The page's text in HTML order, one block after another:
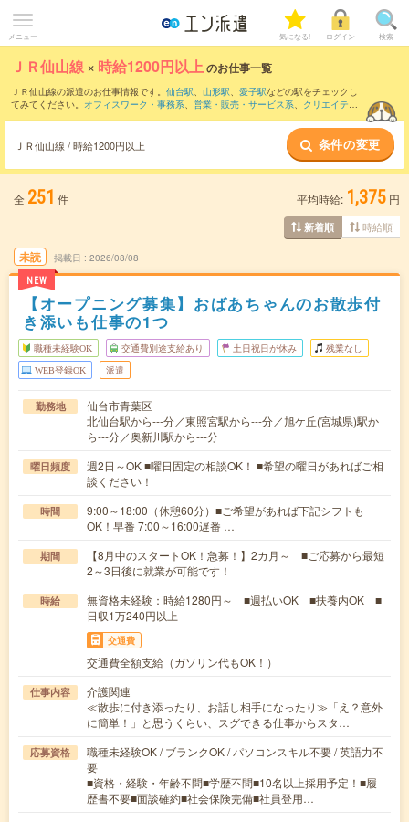
メニュー 気になる! ログイン 検索
ＪＲ仙山線 × 時給1200円以上のお仕事一覧
ＪＲ仙山線の派遣のお仕事情報です。 仙台駅、 山形駅、 愛子駅などの駅をチェックし
てみてください。 オフィスワーク・事務系、 営業・販売・サービス系、 クリエイティ
ＪＲ仙山線 / 時給1200円以上 条件の変更
全 251 件 平均時給: 1,375 円
新着順 時給順
未読
NEW
掲載日 2026/08/08
【オープニング募集】おばあちゃんのお散歩付
き添いも仕事の1つ
職種未経験OK 交通費別途支給あり 土日祝日が休み 残業なし
WEB登録OK 派遣
勤務地
仙台市青葉区
北仙台駅から---分／東照宮駅から---分／旭ケ丘(宮城県)駅か
ら---分／奥新川駅から---分
曜日頻度
週2日～OK ■曜日固定の相談OK！ ■希望の曜日があればご相
談ください！
時間
9:00～18:00（休憩60分）■ご希望があれば下記シフトも
OK！早番 7:00～16:00遅番 …
期間
【8月中のスタートOK！急募！】2カ月～ ■ご応募から最短
2～3日後に就業が可能です！
時給
無資格未経験：時給1280円～ ■週払いOK ■扶養内OK ■
日収1万240円以上
交通費
交通費全額支給（ガソリン代もOK！）
仕事内容
介護関連
≪散歩に付き添ったり、お話し相手になったり≫「え？意外
に簡単！」と思うくらい、スグできる仕事からスタ…
応募資格
職種未経験OK / ブランクOK / パソコンスキル不要 / 英語力不
要
■資格・経験・年齢不問■学歴不問■10名以上採用予定！■履
歴書不要■面談確約■社会保険完備■社員登用…